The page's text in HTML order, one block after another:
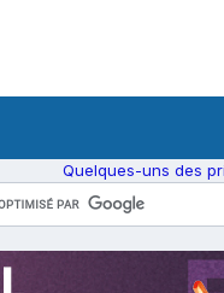
Quelques-uns des